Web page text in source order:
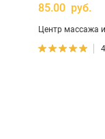
85.00 руб.
Центр массажа